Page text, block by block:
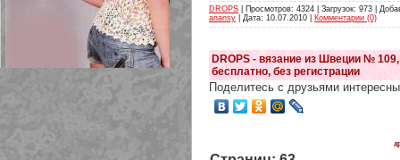
209 Белая кофта из ленточного
кружева
DROPS | Просмотров: 4324 | Загрузок: 973 |
anansy | Дата: 10.07.2010 Комментарии (0)
DROPS - вязание из Швеции № 109,
бесплатно, без регистрации
Поделитесь с друзьями